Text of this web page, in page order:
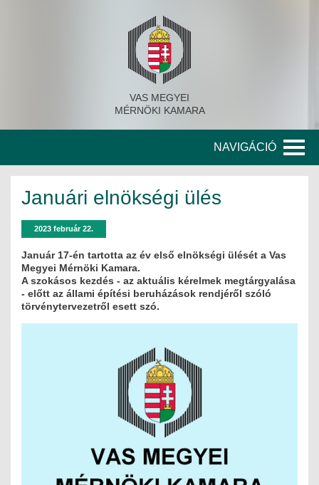
VAS MEGYEI
MÉRNÖKI KAMARA
NAVIGÁCIÓ
KITÜNTETETT MÉRNÖKÖK
KORÁBBI TISZTSÉGVISELŐK
IGAZGATÁSI, SZOLGÁLTATÁSI DÍJAK
Januári elnökségi ülés
2023 február 22.
Január 17-én tartotta az év első elnökségi ülését a Vas
Megyei Mérnöki Kamara.
A szokásos kezdés - az aktuális kérelmek megtárgyalása
- előtt az állami építési beruházások rendjéről szóló
törvénytervezetről esett szó.